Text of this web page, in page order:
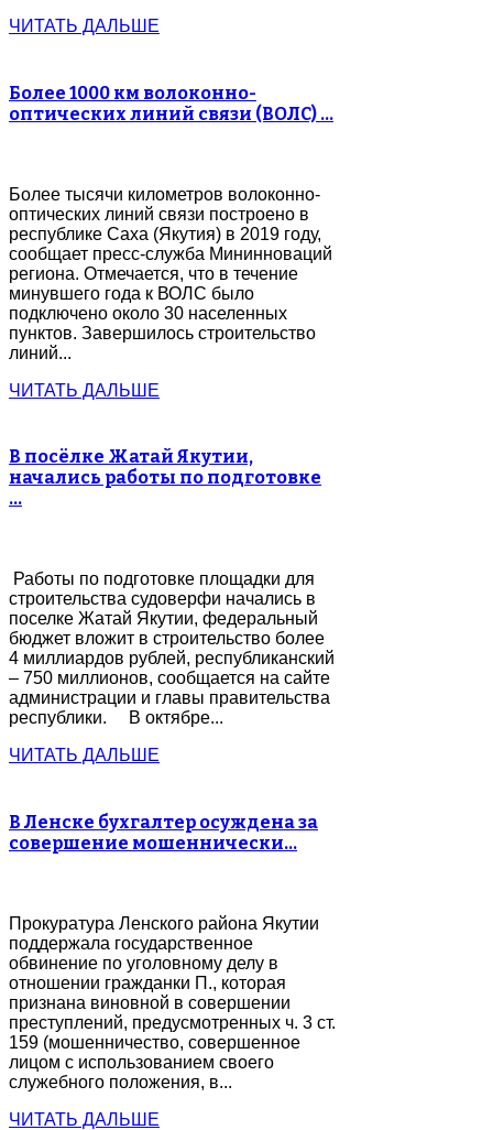
ЧИТАТЬ ДАЛЬШЕ
Более 1000 км волоконно-
оптических линий связи (ВОЛС) …
Более тысячи километров волоконно-
оптических линий связи построено в
республике Саха (Якутия) в 2019 году,
сообщает пресс-служба Мининноваций
региона. Отмечается, что в течение
минувшего года к ВОЛС было
подключено около 30 населенных
пунктов. Завершилось строительство
линий...
ЧИТАТЬ ДАЛЬШЕ
В посёлке Жатай Якутии,
начались работы по подготовке
…
Работы по подготовке площадки для
строительства судоверфи начались в
поселке Жатай Якутии, федеральный
бюджет вложит в строительство более
4 миллиардов рублей, республиканский
– 750 миллионов, сообщается на сайте
администрации и главы правительства
республики. В октябре...
ЧИТАТЬ ДАЛЬШЕ
В Ленске бухгалтер осуждена за
совершение мошеннически…
Прокуратура Ленского района Якутии
поддержала государственное
обвинение по уголовному делу в
отношении гражданки П., которая
признана виновной в совершении
преступлений, предусмотренных ч. 3 ст.
159 (мошенничество, совершенное
лицом с использованием своего
служебного положения, в...
ЧИТАТЬ ДАЛЬШЕ